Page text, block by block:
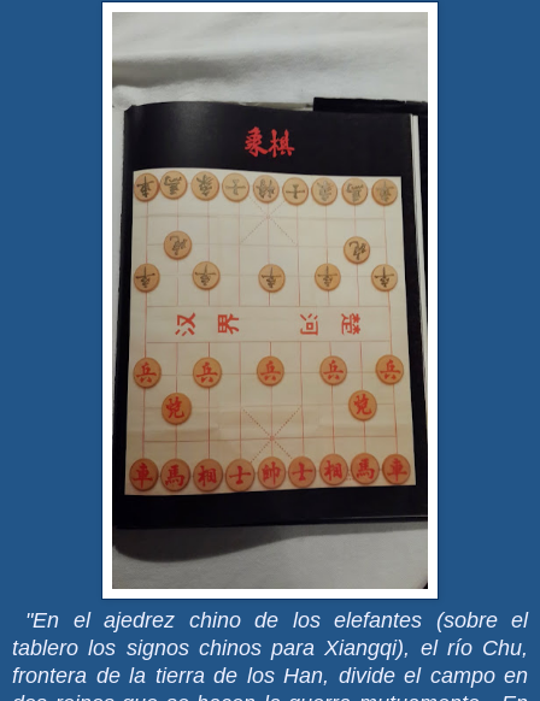
"En el ajedrez chino de los elefantes (sobre el
tablero los signos chinos para Xiangqi), el río Chu,
frontera de la tierra de los Han, divide el campo en